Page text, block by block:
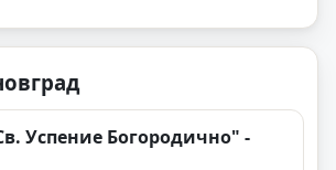
Успение Богородично" -